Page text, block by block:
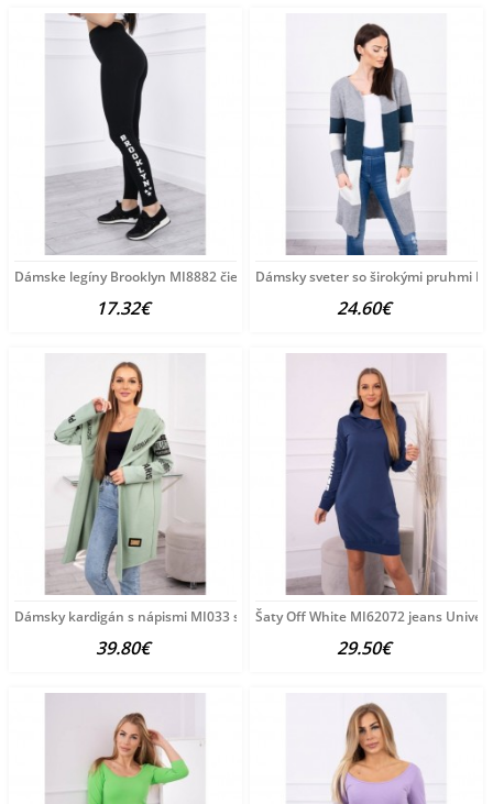
Dámske legíny Brooklyn MI8882 čierne Univerzálna Čierna
17.32€
Dámsky sveter so širokými pruhmi
24.60€
Dámsky kardigán s nápismi MI033 svetlomätový Univerzálna
39.80€
Šaty Off White MI62072 jeans
29.50€